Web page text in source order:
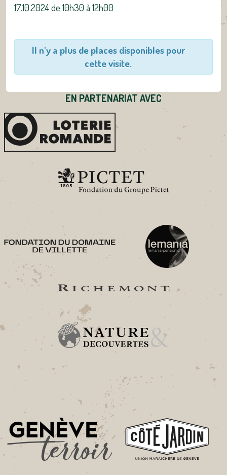
17.10.2024 de 10h30 à 12h00
Il n'y a plus de places disponibles pour
cette visite.
EN PARTENARIAT AVEC